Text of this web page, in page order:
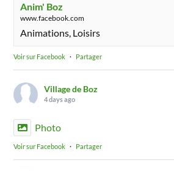
Anim' Boz
www.facebook.com
Animations, Loisirs
Voir sur Facebook · Partager
Village de Boz
4 days ago
Photo
Voir sur Facebook · Partager